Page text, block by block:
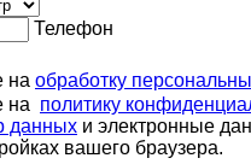
Телефон
на обработку
на политику
данных и электронные
вашего браузера.